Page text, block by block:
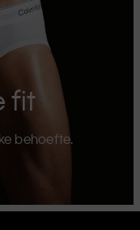
fit
behoefte.